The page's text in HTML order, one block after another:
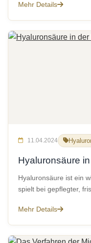
Mehr Details
11.04.2024
Hyaluronsäure
Hyaluronsäure ist ein
spielt bei gepflegter,
Mehr Details